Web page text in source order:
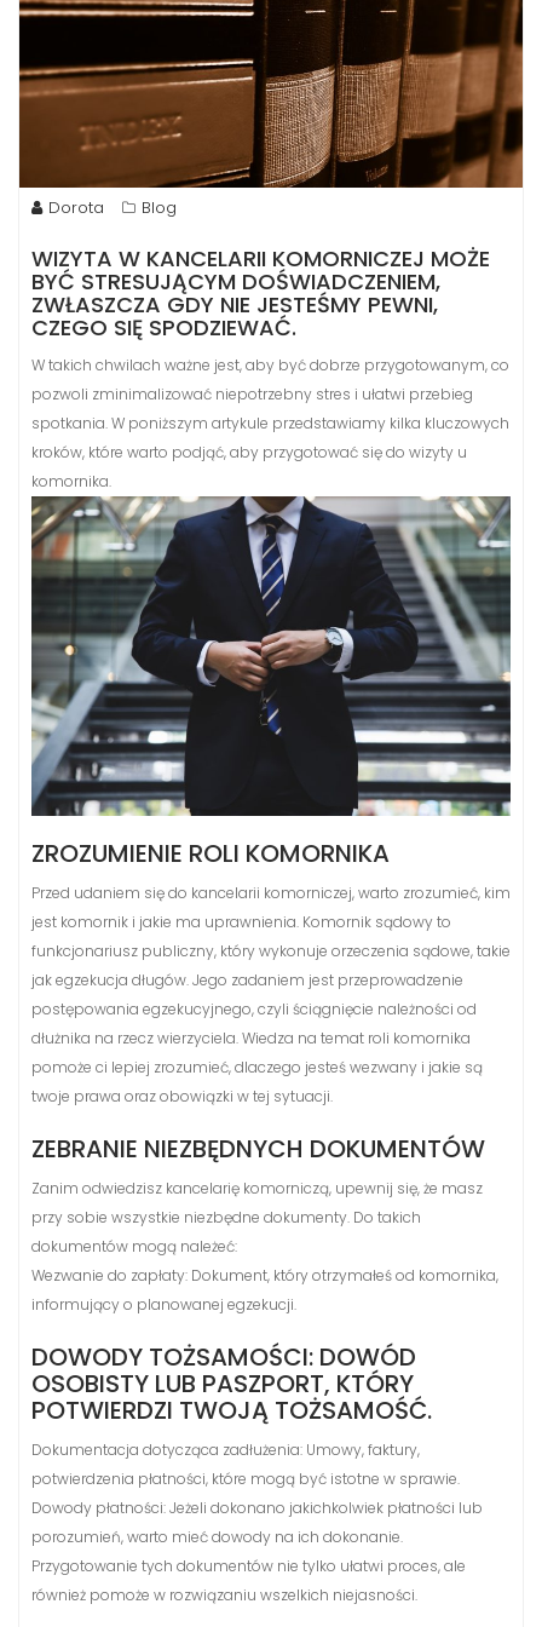
Dorota Blog
WIZYTA W KANCELARII KOMORNICZEJ MOŻE
BYĆ STRESUJĄCYM DOŚWIADCZENIEM,
ZWŁASZCZA GDY NIE JESTEŚMY PEWNI,
CZEGO SIĘ SPODZIEWAĆ.
W takich chwilach ważne jest, aby być dobrze przygotowanym, co
pozwoli zminimalizować niepotrzebny stres i ułatwi przebieg
spotkania. W poniższym artykule przedstawiamy kilka kluczowych
kroków, które warto podjąć, aby przygotować się do wizyty u
komornika.
ZROZUMIENIE ROLI KOMORNIKA
Przed udaniem się do kancelarii komorniczej, warto zrozumieć, kim
jest komornik i jakie ma uprawnienia. Komornik sądowy to
funkcjonariusz publiczny, który wykonuje orzeczenia sądowe, takie
jak egzekucja długów. Jego zadaniem jest przeprowadzenie
postępowania egzekucyjnego, czyli ściągnięcie należności od
dłużnika na rzecz wierzyciela. Wiedza na temat roli komornika
pomoże ci lepiej zrozumieć, dlaczego jesteś wezwany i jakie są
twoje prawa oraz obowiązki w tej sytuacji.
ZEBRANIE NIEZBĘDNYCH DOKUMENTÓW
Zanim odwiedzisz kancelarię komorniczą, upewnij się, że masz
przy sobie wszystkie niezbędne dokumenty. Do takich
dokumentów mogą należeć:
Wezwanie do zapłaty: Dokument, który otrzymałeś od komornika,
informujący o planowanej egzekucji.
DOWODY TOŻSAMOŚCI: DOWÓD
OSOBISTY LUB PASZPORT, KTÓRY
POTWIERDZI TWOJĄ TOŻSAMOŚĆ.
Dokumentacja dotycząca zadłużenia: Umowy, faktury,
potwierdzenia płatności, które mogą być istotne w sprawie.
Dowody płatności: Jeżeli dokonano jakichkolwiek płatności lub
porozumień, warto mieć dowody na ich dokonanie.
Przygotowanie tych dokumentów nie tylko ułatwi proces, ale
również pomoże w rozwiązaniu wszelkich niejasności.